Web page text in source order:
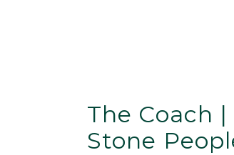
The Coach |
Stone